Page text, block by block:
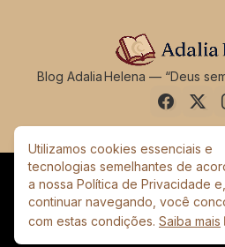
Blog Adalia Helena — “Deus
© 2026 Adalia Helena. Todos
SobreContatoTermos de Uso
Utilizamos cookies essenciais e
tecnologias semelhantes de
a nossa Política de Privacidade
continuar navegando, você
com estas condições. Saiba mais